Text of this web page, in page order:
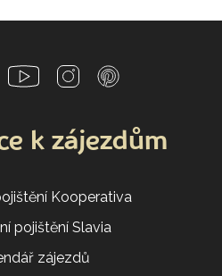
k zájezdům
Kooperativa
pojištění Slavia
zájezdů